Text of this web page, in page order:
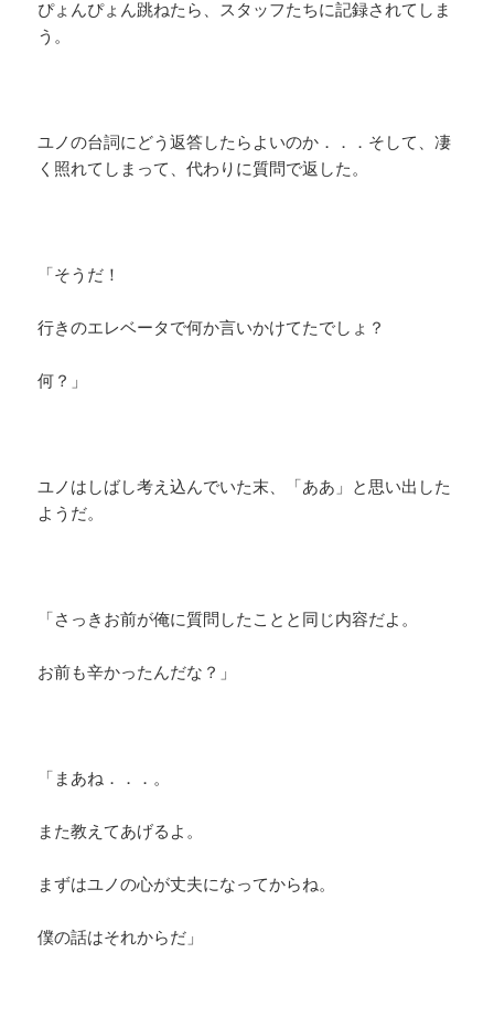
ぴょんぴょん跳ねたら、スタッフたちに記録されてしま
う。
ユノの台詞にどう返答したらよいのか．．．そして、凄
く照れてしまって、代わりに質問で返した。
「そうだ！
行きのエレベータで何か言いかけてたでしょ？
何？」
ユノはしばし考え込んでいた末、「ああ」と思い出した
ようだ。
「さっきお前が俺に質問したことと同じ内容だよ。
お前も辛かったんだな？」
「まあね．．．。
また教えてあげるよ。
まずはユノの心が丈夫になってからね。
僕の話はそれからだ」